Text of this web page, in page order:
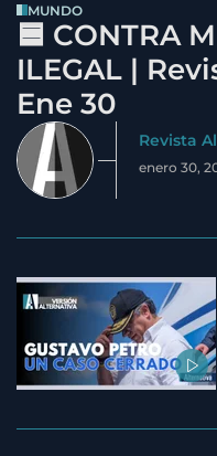
MUNDO
🟦 CONTRA
ILEGAL |
Ene 30
Revista
enero 30,